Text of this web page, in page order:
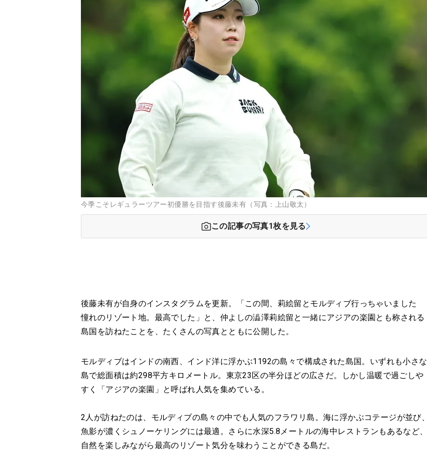
今季こそレギュラーツアー初優勝を目指す後藤未有（写真：上山敬太）
この記事の写真1枚を見る
後藤未有が自身のインスタグラムを更新。「この間、莉絵留とモルディブ行っちゃいました
憧れのリゾート地。最高でした」と、仲よしの澁澤莉絵留と一緒にアジアの楽園とも称される
島国を訪ねたことを、たくさんの写真とともに公開した。
モルディブはインドの南西、インド洋に浮かぶ1192の島々で構成された島国。いずれも小さな
島で総面積は約298平方キロメートル。東京23区の半分ほどの広さだ。しかし温暖で過ごしや
すく「アジアの楽園」と呼ばれ人気を集めている。
2人が訪ねたのは、モルディブの島々の中でも人気のフラワリ島。海に浮かぶコテージが並び、
魚影が濃くシュノーケリングには最適。さらに水深5.8メートルの海中レストランもあるなど、
自然を楽しみながら最高のリゾート気分を味わうことができる島だ。